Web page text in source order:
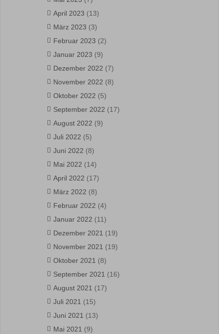
April 2023 (13)
März 2023 (3)
Februar 2023 (2)
Januar 2023 (9)
Dezember 2022 (7)
November 2022 (8)
Oktober 2022 (5)
September 2022 (17)
August 2022 (9)
Juli 2022 (5)
Juni 2022 (8)
Mai 2022 (14)
April 2022 (17)
März 2022 (8)
Februar 2022 (4)
Januar 2022 (11)
Dezember 2021 (19)
November 2021 (19)
Oktober 2021 (8)
September 2021 (16)
August 2021 (17)
Juli 2021 (15)
Juni 2021 (13)
Mai 2021 (9)